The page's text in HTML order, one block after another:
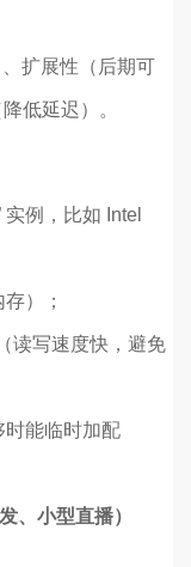
扩展性（后期可
低延迟）。
例，比如 Intel
）；
读写速度快，避免
时能临时加配
、小型直播）